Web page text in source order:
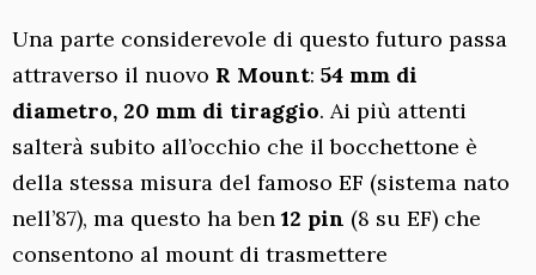
Una parte considerevole di questo futuro passa
attraverso il nuovo R Mount: 54 mm di
diametro, 20 mm di tiraggio. Ai più attenti
salterà subito all’occhio che il bocchettone è
della stessa misura del famoso EF (sistema nato
nell’87), ma questo ha ben 12 pin (8 su EF) che
consentono al mount di trasmettere